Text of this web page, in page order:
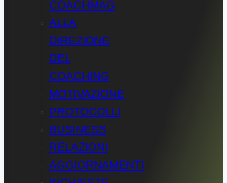
COACHMAG
ALLA
DIREZIONE
DEL
COACHING
MOTIVAZIONE
PROTOCOLLI
BUSINESS
RELAZIONI
AGGIORNAMENTI